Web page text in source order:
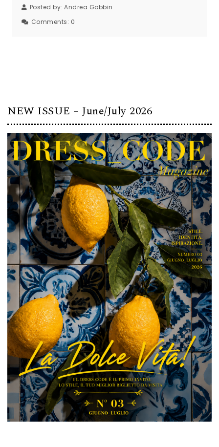
Posted by: Andrea Gobbin
Comments: 0
NEW ISSUE – June/July 2026